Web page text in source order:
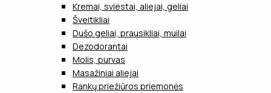
Kremai, sviestai, aliejai, geliai
Šveitikliai
Dušo geliai, prausikliai, muilai
Dezodorantai
Molis, purvas
Masažiniai aliejai
Rankų priežiūros priemonės